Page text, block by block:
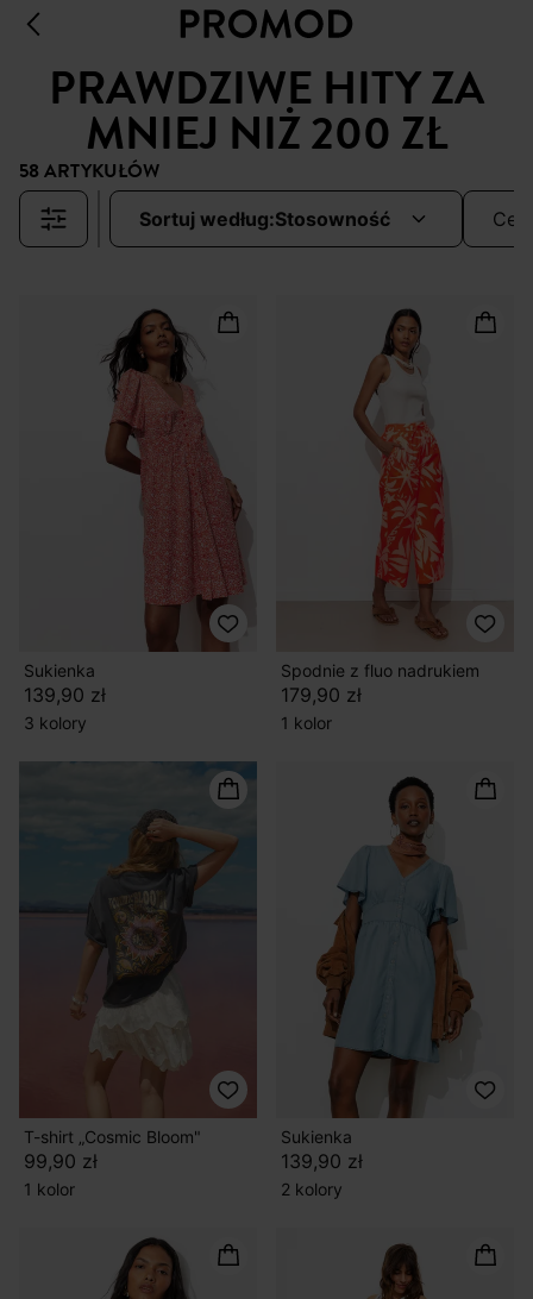
PRAWDZIWE HITY ZA
MNIEJ NIŻ 200 ZŁ
58 ARTYKUŁÓW
sortuj według: stosowność
Sukienka
139,90 zł
3 kolory
Spodnie z fluo nadrukiem
179,90 zł
1 kolor
T-shirt „Cosmic Bloom"
99,90 zł
1 kolor
Sukienka
139,90 zł
2 kolory